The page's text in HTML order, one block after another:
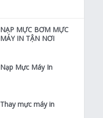
NẠP MỰC BƠM MỰC
MÁY IN TẬN NƠI
Nạp Mực Máy In
Thay mực máy in